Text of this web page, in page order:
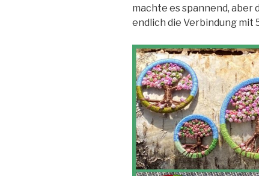
machte es spannend, aber
endlich die Verbindung mit